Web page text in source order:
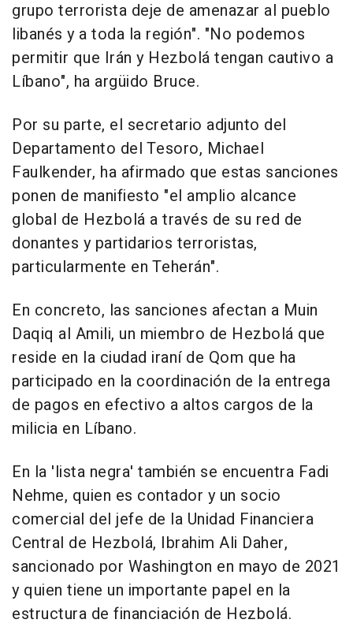
grupo terrorista deje de amenazar al pueblo
libanés y a toda la región". "No podemos
permitir que Irán y Hezbolá tengan cautivo a
Líbano", ha argüido Bruce.
Por su parte, el secretario adjunto del
Departamento del Tesoro, Michael
Faulkender, ha afirmado que estas sanciones
ponen de manifiesto "el amplio alcance
global de Hezbolá a través de su red de
donantes y partidarios terroristas,
particularmente en Teherán".
En concreto, las sanciones afectan a Muin
Daqiq al Amili, un miembro de Hezbolá que
reside en la ciudad iraní de Qom que ha
participado en la coordinación de la entrega
de pagos en efectivo a altos cargos de la
milicia en Líbano.
En la 'lista negra' también se encuentra Fadi
Nehme, quien es contador y un socio
comercial del jefe de la Unidad Financiera
Central de Hezbolá, Ibrahim Ali Daher,
sancionado por Washington en mayo de 2021
y quien tiene un importante papel en la
estructura de financiación de Hezbolá.